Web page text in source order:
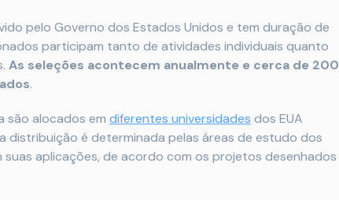
pelo Governo dos Estados Unidos e tem duração de
participam tanto de atividades individuais quanto
As seleções acontecem anualmente e cerca de 200
.
são alocados em diferentes universidades dos EUA
distribuição é determinada pelas áreas de estudo dos
aplicações, de acordo com os projetos desenhados